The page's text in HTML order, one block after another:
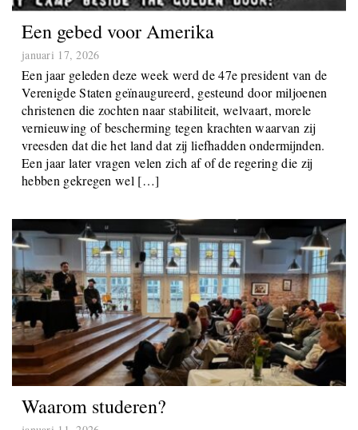
Een gebed voor Amerika
januari 17, 2026
Een jaar geleden deze week werd de 47e president van de
Verenigde Staten geïnaugureerd, gesteund door miljoenen
christenen die zochten naar stabiliteit, welvaart, morele
vernieuwing of bescherming tegen krachten waarvan zij
vreesden dat die het land dat zij liefhadden ondermijnden.
Een jaar later vragen velen zich af of de regering die zij